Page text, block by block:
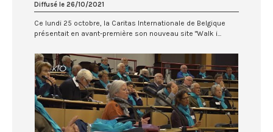
Diffusé le 26/10/2021
Ce lundi 25 octobre, la Caritas Internationale de Belgique
présentait en avant-première son nouveau site "Walk i...